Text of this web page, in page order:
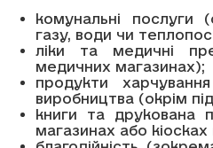
комунальні послуги
газу, води чи
ліки та медичні
медичних магазинах);
продукти
виробництва (окрім
книги та друкована
магазинах або